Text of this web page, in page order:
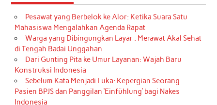
Pesawat yang Berbelok ke Alor: Ketika Suara Satu
Mahasiswa Mengalahkan Agenda Rapat
Warga yang Dibingungkan Layar : Merawat Akal Sehat
di Tengah Badai Unggahan
Dari Gunting Pita ke Umur Layanan: Wajah Baru
Konstruksi Indonesia
Sebelum Kata Menjadi Luka: Kepergian Seorang
Pasien BPJS dan Panggilan ‘Einfühlung’ bagi Nakes
Indonesia